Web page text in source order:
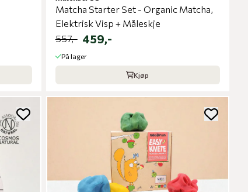
Matcha Starter Set - Organic Matcha,
Elektrisk Visp + Måleskje
557,- 459,-
På lager
Kjøp